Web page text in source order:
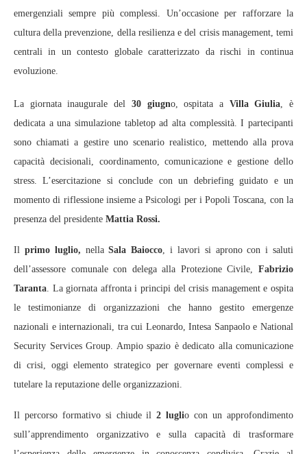
emergenziali sempre più complessi. Un’occasione per rafforzare la
cultura della prevenzione, della resilienza e del crisis management, temi
centrali in un contesto globale caratterizzato da rischi in continua
evoluzione.
La giornata inaugurale del 30 giugno, ospitata aVilla Giulia , è
dedicata a una simulazione tabletop ad alta complessità. I partecipanti
sono chiamati a gestire uno scenario realistico, mettendo alla prova
capacità decisionali, coordinamento, comunicazione e gestione dello
stress. L’esercitazione si conclude con un debriefing guidato e un
momento di riflessione insieme a Psicologi per i Popoli Toscana, con la
presenza del presidente Mattia Rossi.
Il primo luglio, nellaSala Baiocco , i lavori si aprono con i saluti
dell’assessore comunale con delega alla Protezione Civile,
Fabrizio
Taranta . La giornata affronta i principi del crisis management e ospita
le testimonianze di organizzazioni che hanno gestito emergenze
nazionali e internazionali, tra cui Leonardo, Intesa Sanpaolo e National
Security Services Group. Ampio spazio è dedicato alla comunicazione
di crisi, oggi elemento strategico per governare eventi complessi e
tutelare la reputazione delle organizzazioni.
Il percorso formativo si chiude il2 luglio con un approfondimento
sull’apprendimento organizzativo e sulla capacità di trasformare